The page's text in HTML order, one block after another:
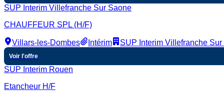
SUP Interim Villefranche Sur Saone
CHAUFFEUR SPL (H/F)
Villars-les-Dombes Intérim SUP Interim Villefranche
Voir l'offre
SUP Interim Rouen
Etancheur H/F